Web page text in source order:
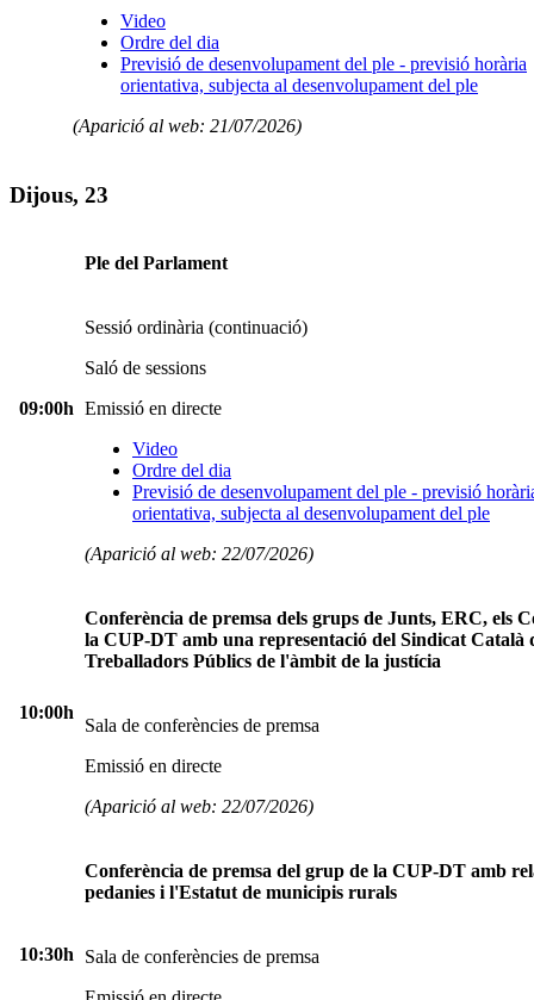
Video
Ordre del dia
Previsió de desenvolupament del ple - previsió horària
orientativa, subjecta al desenvolupament del ple
(Aparició al web: 21/07/2026)
Dijous, 23
09:00h
Ple del Parlament
Sessió ordinària (continuació)
Saló de sessions
Emissió en directe
Video
Ordre del dia
Previsió de desenvolupament del ple - previsió
orientativa, subjecta al desenvolupament del ple
(Aparició al web: 22/07/2026)
10:00h
Conferència de premsa dels grups de Junts, ERC, els
la CUP-DT amb una representació del Sindicat Català
Treballadors Públics de l'àmbit de la justícia
Sala de conferències de premsa
Emissió en directe
(Aparició al web: 22/07/2026)
10:30h
Conferència de premsa del grup de la CUP-DT amb
pedanies i l'Estatut de municipis rurals
Sala de conferències de premsa